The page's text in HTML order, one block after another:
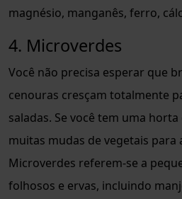
magnésio, manganês, ferro,
4. Microverdes
Você não precisa esperar que
cenouras cresçam totalmente
saladas. Se você tem uma
muitas mudas de vegetais para
Microverdes referem-se a
folhosos e ervas, incluindo